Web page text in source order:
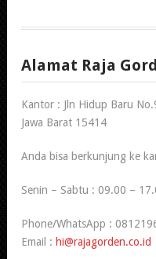
Alamat Raja
Kantor : Jln Hidup Baru
Jawa Barat 15414
Anda bisa berkunjung ke
Senin – Sabtu : 09.00 –
Phone/WhatsApp :
Email : hi@rajagorden.co.id